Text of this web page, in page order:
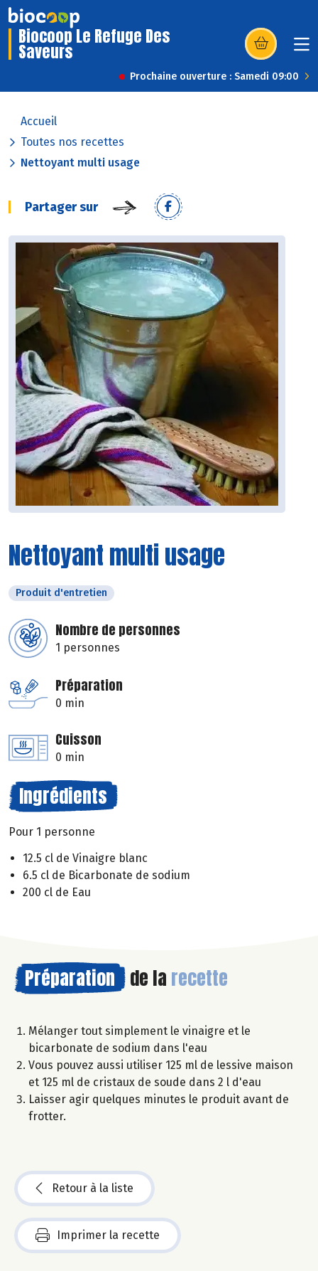
Biocoop Le Refuge Des
Saveurs (s’ouvre dans
Prochaine ouverture : Samedi 09:00
Accueil
Toutes nos recettes
Nettoyant multi usage
Partager sur
Nettoyant multi usage
Produit d'entretien
Nombre de personnes
1 personnes
Préparation
0 min
Cuisson
0 min
Ingrédients
Pour 1 personne
12.5 cl de Vinaigre blanc
6.5 cl de Bicarbonate de sodium
200 cl de Eau
Préparation de la recette
Mélanger tout simplement le vinaigre et le
bicarbonate de sodium dans l'eau
Vous pouvez aussi utiliser 125 ml de lessive maison
et 125 ml de cristaux de soude dans 2 l d'eau
Laisser agir quelques minutes le produit avant de
frotter.
Retour à la liste
Imprimer la recette